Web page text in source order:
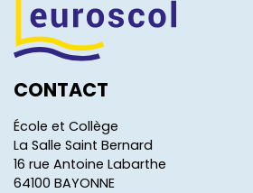
CONTACT
École et Collège
La Salle Saint Bernard
16 rue Antoine Labarthe
64100 BAYONNE